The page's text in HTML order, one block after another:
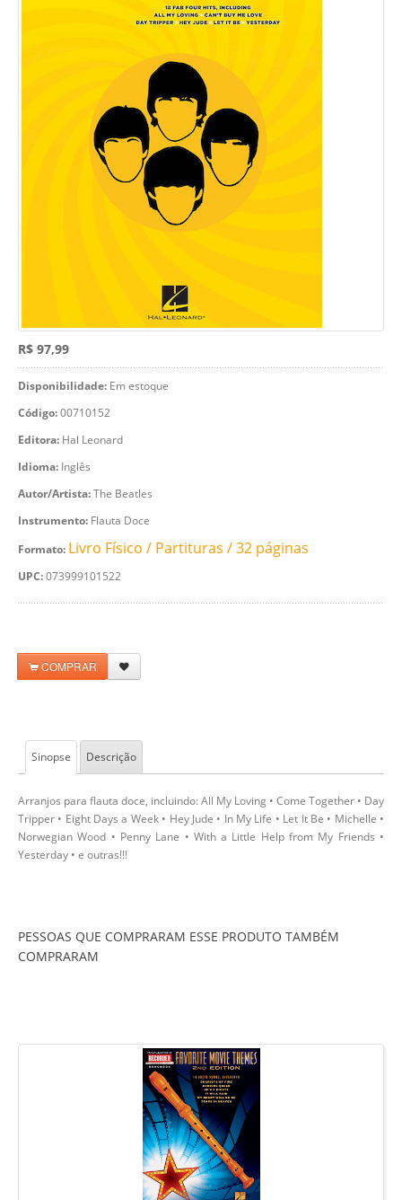
R$ 97,99
Disponibilidade: Em estoque
Código:00710152
Editora: Hal Leonard
Idioma: Inglês
Autor/Artista:The Beatles
Instrumento: Flauta Doce
Formato: Livro Físico / Partituras / 32 páginas
UPC:073999101522
COMPRAR
Sinopse Descrição
Arranjos para flauta doce, incluindo: All My Loving • Come Together • Day
Tripper • Eight Days a Week • Hey Jude • In My Life • Let It Be • Michelle •
Norwegian Wood • Penny Lane • With a Little Help from My Friends •
Yesterday • e outras!!!
PESSOAS QUE COMPRARAM ESSE PRODUTO TAMBÉM
COMPRARAM